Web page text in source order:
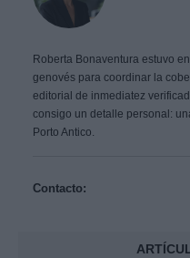
Roberta Bonaventura estuvo
genovés para coordinar la
editorial de inmediatez
consigo un detalle personal:
Porto Antico.
Contacto: